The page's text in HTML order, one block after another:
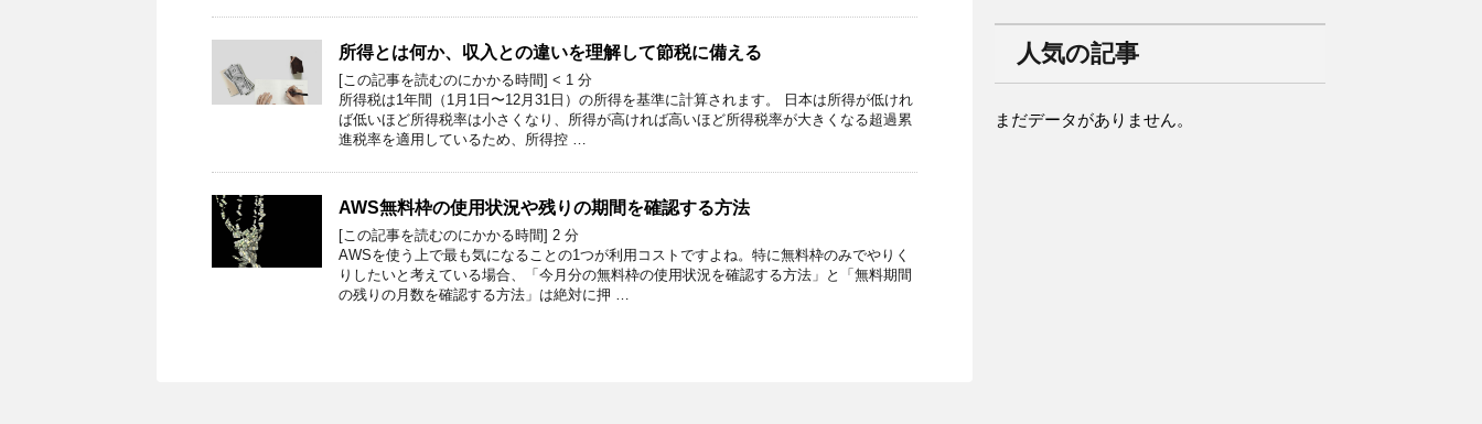
所得とは何か、収入との違いを理解して節税に備える
[この記事を読むのにかかる時間] < 1 分
所得税は1年間（1月1日〜12月31日）の所得を基準に計算されます。 日本は所得が低けれ
ば低いほど所得税率は小さくなり、所得が高ければ高いほど所得税率が大きくなる超過累
進税率を適用しているため、所得控 …
AWS無料枠の使用状況や残りの期間を確認する方法
[この記事を読むのにかかる時間] 2 分
AWSを使う上で最も気になることの1つが利用コストですよね。特に無料枠のみでやりく
りしたいと考えている場合、「今月分の無料枠の使用状況を確認する方法」と「無料期間
の残りの月数を確認する方法」は絶対に押 …
人気の記事
まだデータがありません。